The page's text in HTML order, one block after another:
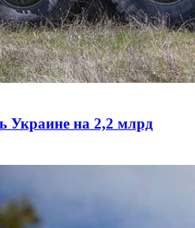
на 2,2 млрд